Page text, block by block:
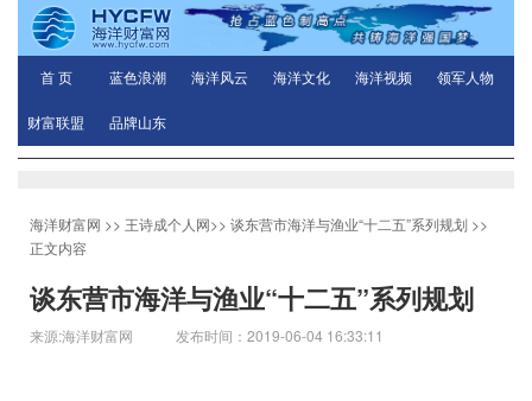
首 页 蓝色浪潮 海洋风云 海洋文化 海洋视频 领军人物
财富联盟 品牌山东
海洋财富网 >> 王诗成个人网>> 谈东营市海洋与渔业“十二五”系列规划 >>
正文内容
谈东营市海洋与渔业“十二五”系列规划
来源:海洋财富网 发布时间：2019-06-04 16:33:11